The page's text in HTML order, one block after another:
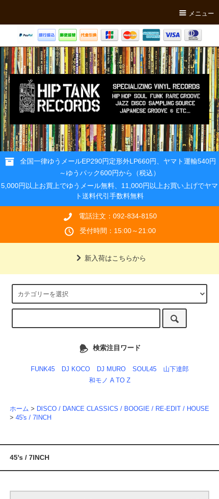
メニュー
全国一律ゆうメールEP290円定形外LP660円、ヤマト運輸540円
～ゆうパック600円から（税込）
5,000円以上お買上でゆうメール無料、11,000円以上お買い上げでヤマ
ト送料代引手数料無料
電話注文：092-834-8150
受付時間：15:00～21:00
新入荷はこちらから
検索注目ワード
FUNK45 DJ KOCO DJ MURO SOUL45
山下達郎
和モノ A TO Z
ホーム > DISCO / DANCE CLASSICS / BOOGIE / RE-EDIT / HOUSE
> 45's / 7INCH
45's / 7INCH